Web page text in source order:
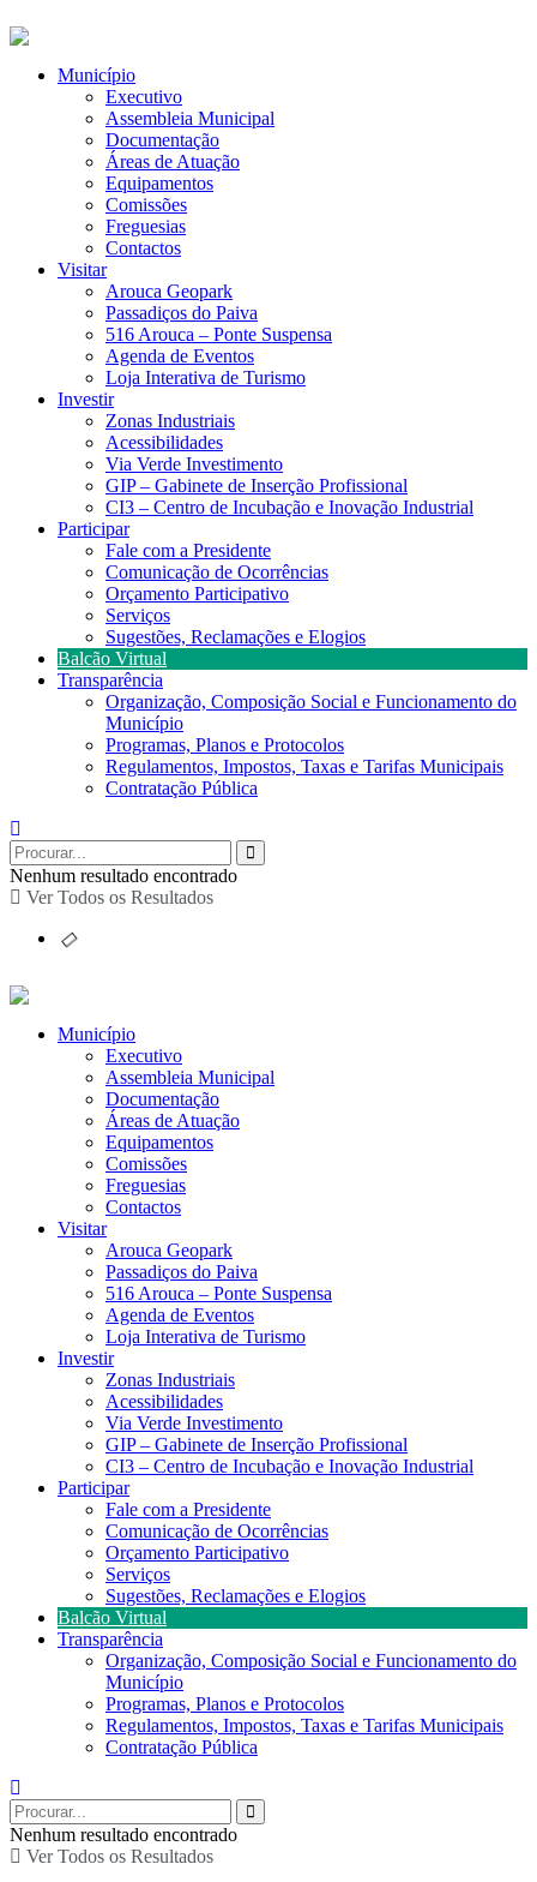
Município
Executivo
Assembleia Municipal
Documentação
Áreas de Atuação
Equipamentos
Comissões
Freguesias
Contactos
Visitar
Arouca Geopark
Passadiços do Paiva
516 Arouca – Ponte Suspensa
Agenda de Eventos
Loja Interativa de Turismo
Investir
Zonas Industriais
Acessibilidades
Via Verde Investimento
GIP – Gabinete de Inserção Profissional
CI3 – Centro de Incubação e Inovação Industrial
Participar
Fale com a Presidente
Comunicação de Ocorrências
Orçamento Participativo
Serviços
Sugestões, Reclamações e Elogios
Balcão Virtual
Transparência
Organização, Composição Social e Funcionamento do
Município
Programas, Planos e Protocolos
Regulamentos, Impostos, Taxas e Tarifas Municipais
Contratação Pública
Nenhum resultado encontrado
Ver Todos os Resultados
Município
Executivo
Assembleia Municipal
Documentação
Áreas de Atuação
Equipamentos
Comissões
Freguesias
Contactos
Visitar
Arouca Geopark
Passadiços do Paiva
516 Arouca – Ponte Suspensa
Agenda de Eventos
Loja Interativa de Turismo
Investir
Zonas Industriais
Acessibilidades
Via Verde Investimento
GIP – Gabinete de Inserção Profissional
CI3 – Centro de Incubação e Inovação Industrial
Participar
Fale com a Presidente
Comunicação de Ocorrências
Orçamento Participativo
Serviços
Sugestões, Reclamações e Elogios
Balcão Virtual
Transparência
Organização, Composição Social e Funcionamento do
Município
Programas, Planos e Protocolos
Regulamentos, Impostos, Taxas e Tarifas Municipais
Contratação Pública
Nenhum resultado encontrado
Ver Todos os Resultados